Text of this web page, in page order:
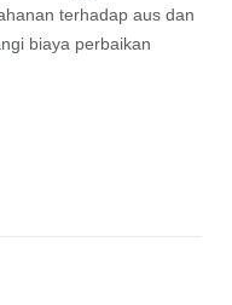
terhadap aus dan
biaya perbaikan